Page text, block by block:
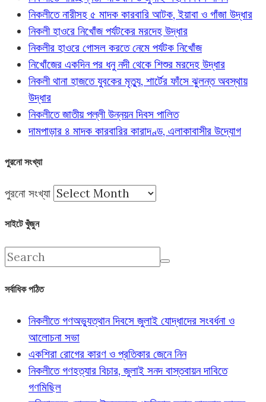
নিকলীতে নারীসহ ৫ মাদক কারবারি আটক, ইয়াবা ও গাঁজা উদ্ধার
নিকলী হাওরে নিখোঁজ পর্যটকের মরদেহ উদ্ধার
নিকলীর হাওরে গোসল করতে নেমে পর্যটক নিখোঁজ
নিখোঁজের একদিন পর ধনু নদী থেকে শিশুর মরদেহ উদ্ধার
নিকলী থানা হাজতে যুবকের মৃত্যু, শার্টের ফাঁসে ঝুলন্ত অবস্থায়
উদ্ধার
নিকলীতে জাতীয় পল্লী উন্নয়ন দিবস পালিত
দামপাড়ার ৪ মাদক কারবারির কারাদণ্ড, এলাকাবাসীর উদ্যোগ
পুরনো সংখ্যা
পুরনো সংখ্যা
সাইটে খুঁজুন
সর্বাধিক পঠিত
নিকলীতে গণঅভ্যুত্থান দিবসে জুলাই যোদ্ধাদের সংবর্ধনা ও
আলোচনা সভা
একশিরা রোগের কারণ ও প্রতিকার জেনে নিন
নিকলীতে গণহত্যার বিচার, জুলাই সনদ বাস্তবায়ন দাবিতে
গণমিছিল